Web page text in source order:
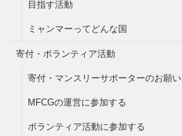
目指す活動
ミャンマーってどんな国
寄付・ボランティア活動
寄付・マンスリーサポーターのお願い
MFCGの運営に参加する
ボランティア活動に参加する